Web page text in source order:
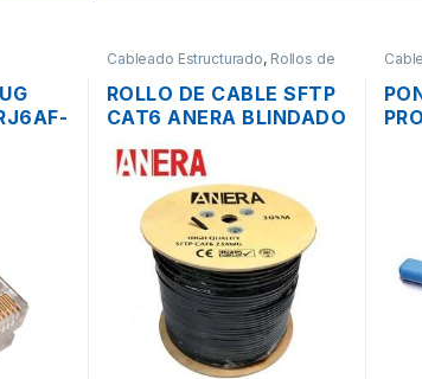
Cableado Estructurado, Rollos de
ROLLO DE CABLE SFTP
CAT6 ANERA BLINDADO